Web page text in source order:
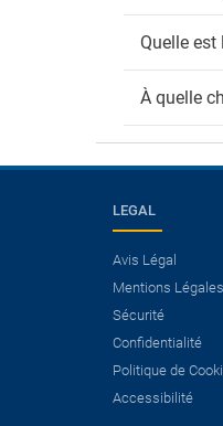
Quelle est
À quelle
Avez-vous
vol?
Voir les offres
Économisez plus de
LEGAL
Avis Légal
Mentions Légales
Sécurité
Confidentialité
Politique de
Accessibilité